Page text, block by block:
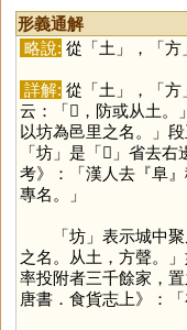
形義通解
略說: 從「土」，「方
詳解: 從「土」，「方
云：「𨹛，防或从土
以坊為邑里之名。」
「坊」是「𨹛 」省去右
考》：「漢人去『阜
專名。」
「坊」表示城中
之名。从土，方聲。
率投附者三千餘家，
唐書．食貨志上》：